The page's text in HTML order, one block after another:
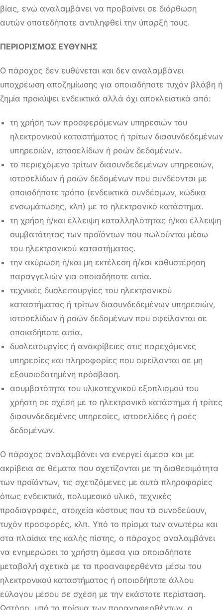
βίας, ενώ αναλαμβάνει να προβαίνει σε διόρθωση
αυτών οποτεδήποτε αντιληφθεί την ύπαρξή τους.
ΠΕΡΙΟΡΙΣΜΟΣ ΕΥΘΥΝΗΣ
Ο πάροχος δεν ευθύνεται και δεν αναλαμβάνει
υποχρέωση αποζημίωσης για οποιαδήποτε τυχόν βλάβη ή
ζημία προκύψει ενδεικτικά αλλά όχι αποκλειστικά από:
τη χρήση των προσφερόμενων υπηρεσιών του
ηλεκτρονικού καταστήματος ή τρίτων διασυνδεδεμένων
υπηρεσιών, ιστοσελίδων ή ροών δεδομένων.
το περιεχόμενο τρίτων διασυνδεδεμένων υπηρεσιών,
ιστοσελίδων ή ροών δεδομένων που συνδέονται με
οποιοδήποτε τρόπο (ενδεικτικά συνδέσμων, κώδικα
ενσωμάτωσης, κλπ) με το ηλεκτρονικό κατάστημα.
τη χρήση ή/και έλλειψη καταλληλότητας ή/και έλλειψη
συμβατότητας των προϊόντων που πωλούνται μέσω
του ηλεκτρονικού καταστήματος.
την ακύρωση ή/και μη εκτέλεση ή/και καθυστέρηση
παραγγελιών για οποιαδήποτε αιτία.
τεχνικές δυσλειτουργίες του ηλεκτρονικού
καταστήματος ή τρίτων διασυνδεδεμένων υπηρεσιών,
ιστοσελίδων ή ροών δεδομένων που οφείλονται σε
οποιαδήποτε αιτία.
δυσλειτουργίες ή ανακρίβειες στις παρεχόμενες
υπηρεσίες και πληροφορίες που οφείλονται σε μη
εξουσιοδοτημένη πρόσβαση.
ασυμβατότητα του υλικοτεχνικού εξοπλισμού του
χρήστη σε σχέση με το ηλεκτρονικό κατάστημα ή τρίτες
διασυνδεδεμένες υπηρεσίες, ιστοσελίδες ή ροές
δεδομένων.
Ο πάροχος αναλαμβάνει να ενεργεί άμεσα και με
ακρίβεια σε θέματα που σχετίζονται με τη διαθεσιμότητα
των προϊόντων, τις σχετιζόμενες με αυτά πληροφορίες
όπως ενδεικτικά, πολυμεσικό υλικό, τεχνικές
προδιαγραφές, στοιχεία κόστους που τα συνοδεύουν,
τυχόν προσφορές, κλπ. Υπό το πρίσμα των ανωτέρω και
στα πλαίσια της καλής πίστης, ο πάροχος αναλαμβάνει
να ενημερώσει το χρήστη άμεσα για οποιαδήποτε
μεταβολή σχετικά με τα προαναφερθέντα μέσω του
ηλεκτρονικού καταστήματος ή οποιοδήποτε άλλου
εύλογου μέσου σε σχέση με την εκάστοτε περίσταση.
Ωστόσο, υπό το πρίσμα των προαναφερθέντων, ο